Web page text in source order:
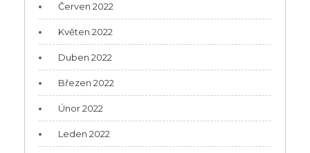
Červen 2022
Květen 2022
Duben 2022
Březen 2022
Únor 2022
Leden 2022